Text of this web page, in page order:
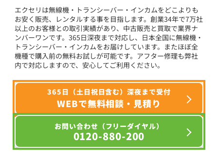
エクセリは無線機・トランシーバー・インカムをどこよりも
お安く販売、レンタルする事を目指します。創業34年で7万社
以上のお客様との取引実績があり、中古販売と買取で業界ナ
ンバーワンです。365日深夜まで対応し、日本全国に無線機・
トランシーバー・インカムをお届けしています。またほぼ全
機種で購入前の無料お試しが可能です。アフター修理も弊社
内で対応しますので、安心してご利用ください。
365日（土日祝日含む）深夜まで受付
WEBで無料相談・見積り
お問い合わせ（フリーダイヤル）
0120-880-200